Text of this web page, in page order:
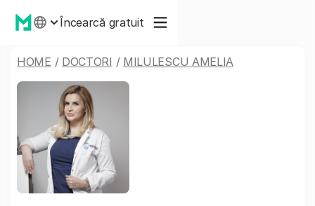
Încearcă gratuit
HOME / DOCTORI / MILULESCU AMELIA